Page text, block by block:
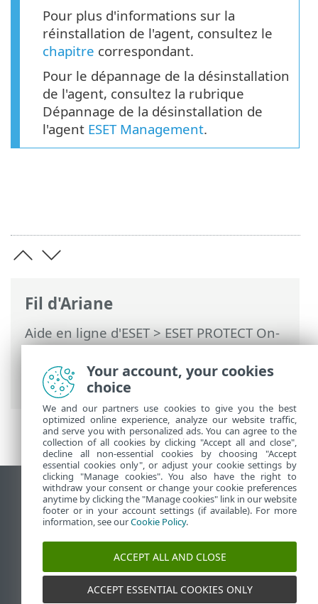
Fil d'Ariane
Aide en ligne d'ESET>ESET PROTECT On-
Prem>Désinstaller> Linux - Mettre à
niveau, désinstaller ou réinstaller les
composants ESET PROTECT
Pour plus d'informations sur la
réinstallation de l'agent, consultez le
chapitre correspondant.
Pour le dépannage de la désinstallation
de l'agent, consultez la rubrique
Dépannage de la désinstallation de
l'agent ESET Management.
Afficher le site pour ordinateur de bureau
End of Life
Base de connaissances ESET
Forum ESET
ESET Status Portal
Assistance régionale
Your account, your cookies
choice
We and our partners use cookies to give you the best
optimized online experience, analyze our website traffic,
and serve you with personalized ads. You can agree to the
collection of all cookies by clicking "Accept all and close",
decline all non-essential cookies by choosing "Accept
essential cookies only", or adjust your cookie settings by
clicking "Manage cookies". You also have the right to
withdraw your consent or change your cookie preferences
anytime by clicking the "Manage cookies" link in our website
footer or in your account settings (if available). For more
information, see ourCookie Policy.
ACCEPT ALL AND CLOSE
ACCEPT ESSENTIAL COOKIES ONLY